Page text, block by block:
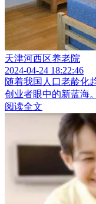
天津河西区养老院
2024-04-24 18:22:46
随着我国人口老龄化
创业者眼中的新蓝海
阅读全文